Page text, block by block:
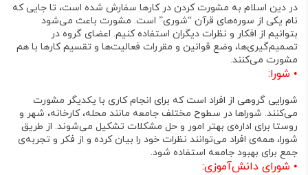
در دین اسلام به مشورت کردن در کارها سفارش شده است، تا جایی که
نام یکی از سوره‌های قرآن “شوری” است. مشورت باعث می‌شود
بتوانیم از افکار و نظرات دیگران استفاده کنیم. اعضای گروه در
تصمیم‌گیری‌ها، وضع قوانین و مقررات فعالیت‌ها و تقسیم کارها با هم
مشورت می‌کنند.
• شورا:
شورایی گروهی از افراد است که برای انجام کاری با یکدیگر مشورت
می‌کنند. شوراها در سطوح مختلف جامعه مانند محله، کارخانه، شهر و
روستا برای اداره‌ی بهتر امور و حل مشکلات تشکیل می‌شوند. از طریق
شورا، همه‌ی افراد می‌توانند نظرات خود را بیان کرده و از فکر و تجربه‌ی
جمع برای بهبود جامعه استفاده شود.
• شورای دانش‌آموزی: